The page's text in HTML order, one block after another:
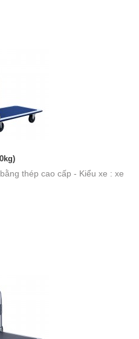
thép cao cấp - Kiểu xe : xe